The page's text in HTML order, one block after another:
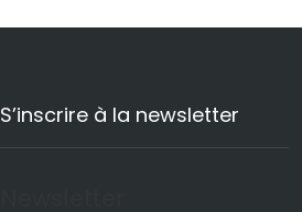
S’inscrire à la newsletter